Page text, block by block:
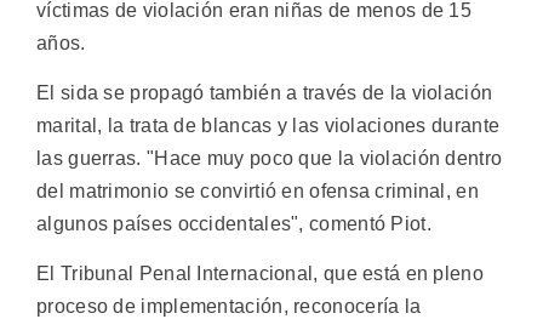
víctimas de violación eran niñas de menos de 15
años.
El sida se propagó también a través de la violación
marital, la trata de blancas y las violaciones durante
las guerras. "Hace muy poco que la violación dentro
del matrimonio se convirtió en ofensa criminal, en
algunos países occidentales", comentó Piot.
El Tribunal Penal Internacional, que está en pleno
proceso de implementación, reconocería la